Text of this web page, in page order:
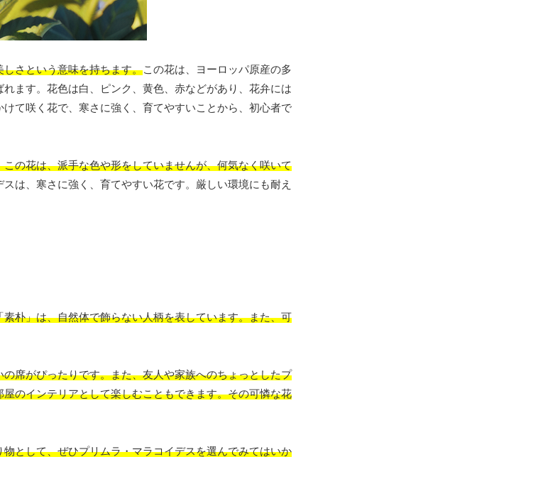
さという意味を持ちます。この花は、ヨーロッパ原産の多
ます。花色は白、ピンク、黄色、赤などがあり、花弁には
て咲く花で、寒さに強く、育てやすいことから、初心者で
の花は、派手な色や形をしていませんが、何気なく咲いて
は、寒さに強く、育てやすい花です。厳しい環境にも耐え
朴」は、自然体で飾らない人柄を表しています。また、可
席がぴったりです。また、友人や家族へのちょっとしたプ
のインテリアとして楽しむこともできます。その可憐な花
として、ぜひプリムラ・マラコイデスを選んでみてはいか